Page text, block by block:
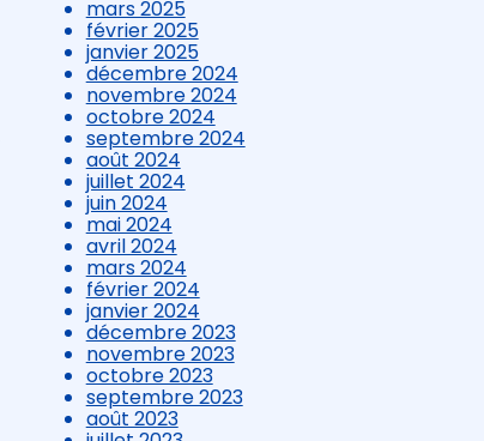
mars 2025
février 2025
janvier 2025
décembre 2024
novembre 2024
octobre 2024
septembre 2024
août 2024
juillet 2024
juin 2024
mai 2024
avril 2024
mars 2024
février 2024
janvier 2024
décembre 2023
novembre 2023
octobre 2023
septembre 2023
août 2023